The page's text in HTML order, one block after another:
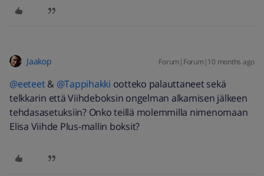
Jaakop Forum|Forum|10 months ago
@eeteet& ​ @Tappihakki ootteko palauttaneet sekä
telkkarin että Viihdeboksin ongelman alkamisen jälkeen
tehdasasetuksiin? Onko teillä molemmilla nimenomaan
Elisa Viihde Plus-mallin boksit?